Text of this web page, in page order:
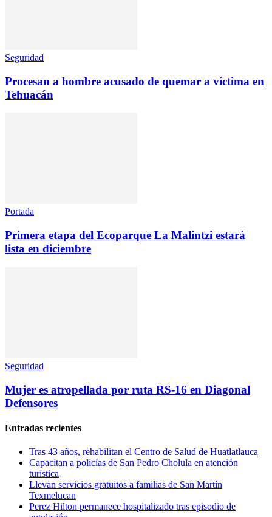
Seguridad
Procesan a hombre acusado de quemar a víctima en
Tehuacán
Portada
Primera etapa del Ecoparque La Malintzi estará
lista en diciembre
Seguridad
Mujer es atropellada por ruta RS-16 en Diagonal
Defensores
Entradas recientes
Tras 43 años, rehabilitan el Centro de Salud de Huatlatlauca
Capacitan a policías de San Pedro Cholula en atención
turística
Llevan servicios gratuitos a familias de San Martín
Texmelucan
Perez Hilton permanece hospitalizado tras episodio de